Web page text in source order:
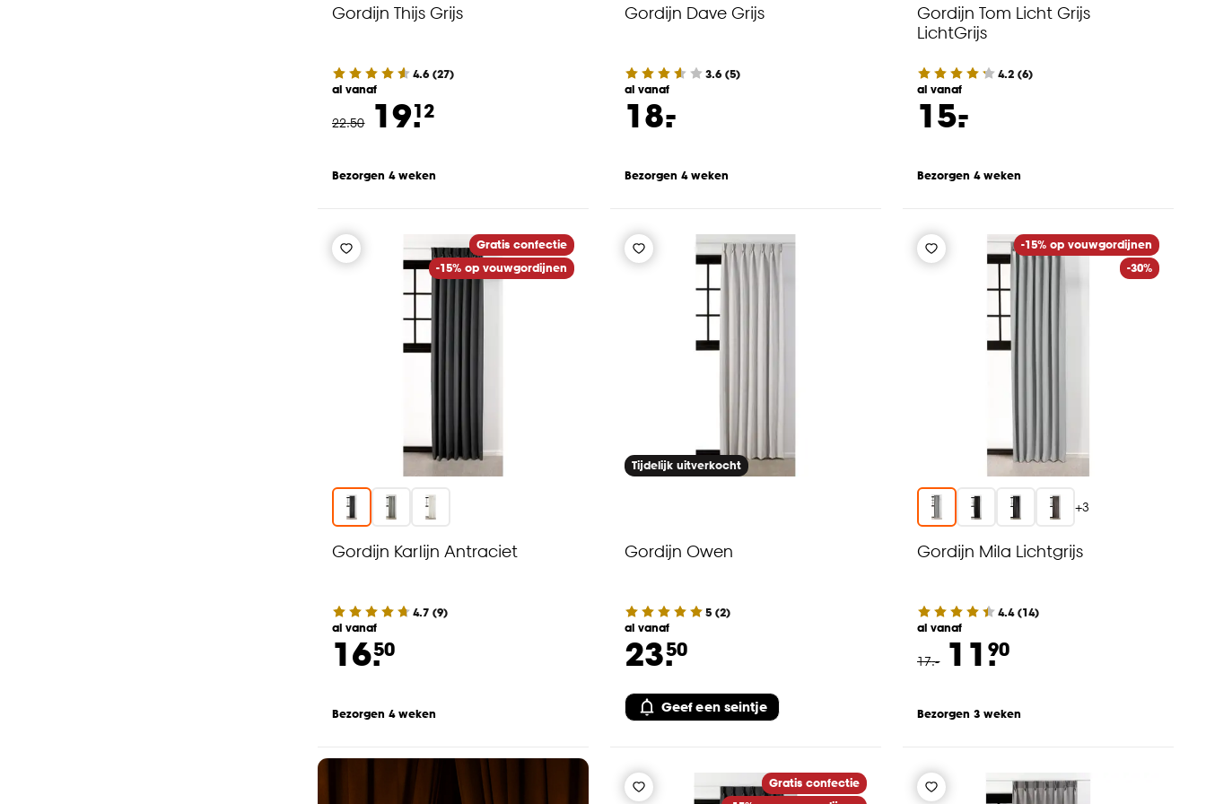
Gordijn Thijs Grijs
4.6 (27)
al vanaf
22.50 19.12
Bezorgen 4 weken
Gordijn Dave Grijs
3.6 (5)
al vanaf
18.
-
Bezorgen 4 weken
Gordijn Tom Licht Grijs
LichtGrijs
4.2 (6)
al vanaf
15.
-
Bezorgen 4 weken
Gratis confectie
-15% op vouwgordijnen
Gordijn Karlijn Antraciet
4.7 (9)
al vanaf
16.50
Bezorgen 4 weken
Tijdelijk uitverkocht
Gordijn Owen
5 (2)
al vanaf
23.50
Geef een seintje
-15% op vouwgordijnen
-30%
+3
Gordijn Mila Lichtgrijs
4.4(14)
al vanaf
17.- 11.90
Bezorgen 3 weken
Gratis confectie